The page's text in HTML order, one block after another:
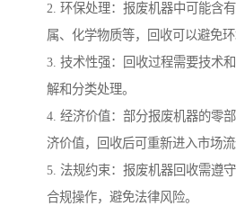
2. 环保处理：报废机器中可能含
属、化学物质等，回收可以避免环
3. 技术性强：回收过程需要技术
解和分类处理。
4. 经济价值：部分报废机器的零
济价值，回收后可重新进入市场流
5. 法规约束：报废机器回收需遵
合规操作，避免法律风险。